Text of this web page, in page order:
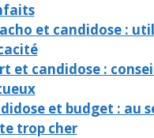
et candidose :
et candidose :
et budget : au
trop cher